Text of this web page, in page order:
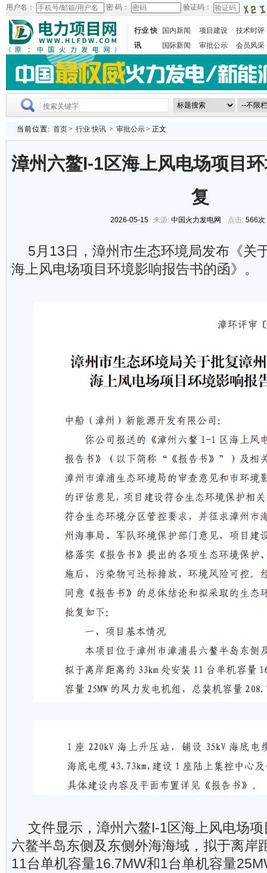
用户名： 密 码： 验证码：
行业 快
讯
国内新闻 项目建设
技术时评
国际新闻
审批公示 会员风采
当前位置: 首页> 行业 快讯 > 审批公示> 正文
漳州六鳌I-1区海上风电场项目
复
2026-05-15 来源: 中国火力发电网 点击: 566次
5月13日，漳州市生态环境局发布《关
海上风电场项目环境影响报告书的函》。
文件显示，漳州六鳌I-1区海上风电场
六鳌半岛东侧及东侧外海海域，拟于离岸
11台单机容量16.7MW和1台单机容量